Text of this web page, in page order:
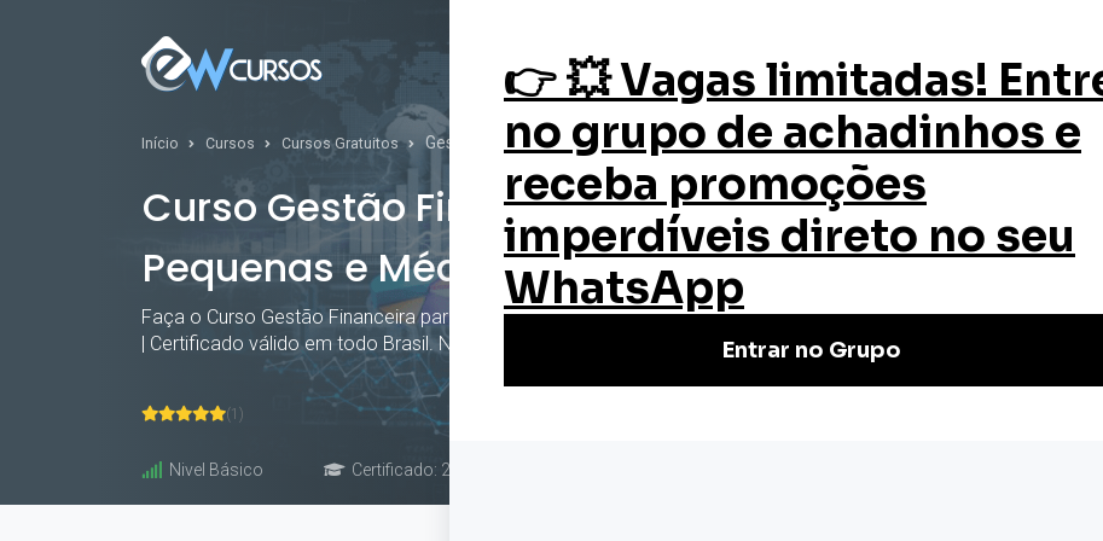
Cursos Quem Somos Certificado Blog
Início Cursos Cursos Gratuitos Gestão Financeira para Pequenas e Médias Empresas
Curso Gestão Financeira para
Pequenas e Médias Empresas
Faça o Curso Gestão Financeira para Pequenas e Médias Empresas Online e Gratuito
| Certificado válido em todo Brasil. Não perca tempo. Cursos de qualidade.
(1)
Nivel Básico Certificado: 20 horas